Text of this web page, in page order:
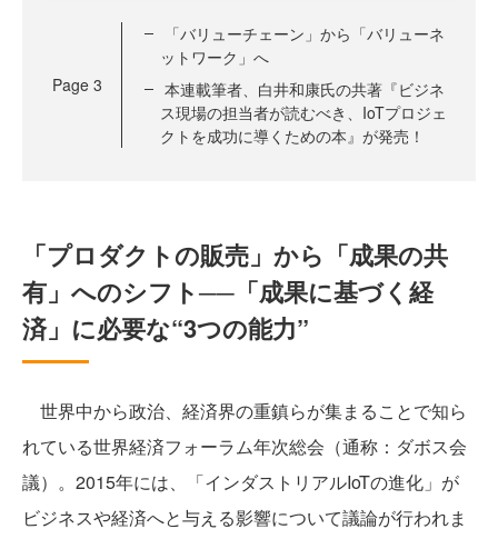
Page 3
「バリューチェーン」から「バリューネ
ットワーク」へ
本連載筆者、白井和康氏の共著『ビジネ
ス現場の担当者が読むべき、IoTプロジェ
クトを成功に導くための本』が発売！
「プロダクトの販売」から「成果の共
有」へのシフト──「成果に基づく経
済」に必要な“3つの能力”
世界中から政治、経済界の重鎮らが集まることで知ら
れている世界経済フォーラム年次総会（通称：ダボス会
議）。2015年には、「インダストリアルIoTの進化」が
ビジネスや経済へと与える影響について議論が行われま